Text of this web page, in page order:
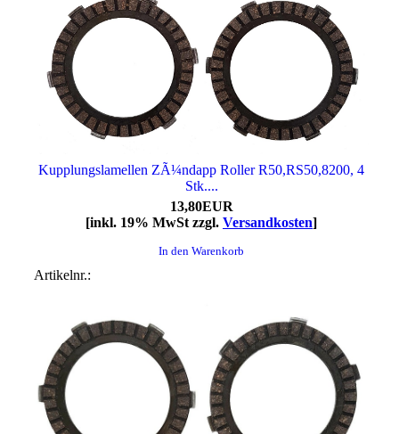
Kupplungslamellen ZÃ¼ndapp Roller R50,RS50,8200, 4
Stk....
13,80EUR
[inkl. 19% MwSt zzgl. Versandkosten]
In den Warenkorb
Artikelnr.: